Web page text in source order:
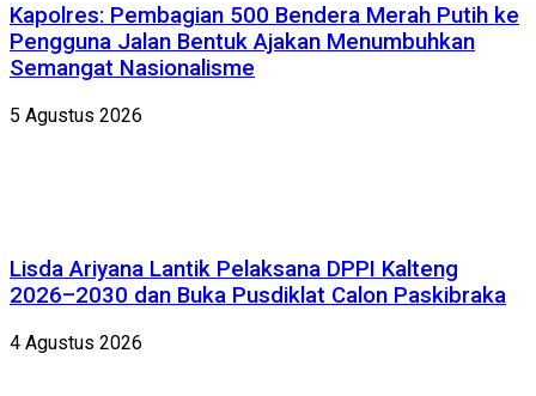
Kapolres: Pembagian 500 Bendera Merah Putih ke
Pengguna Jalan Bentuk Ajakan Menumbuhkan
Semangat Nasionalisme
5 Agustus 2026
Lisda Ariyana Lantik Pelaksana DPPI Kalteng
2026–2030 dan Buka Pusdiklat Calon Paskibraka
4 Agustus 2026